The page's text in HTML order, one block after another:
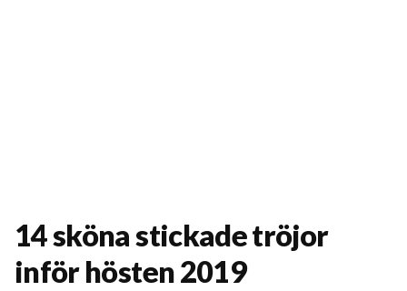
14 sköna stickade tröjor
inför hösten 2019